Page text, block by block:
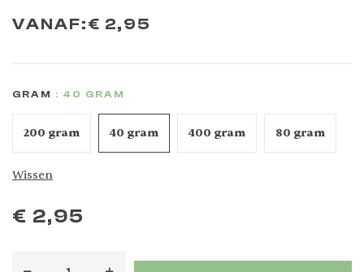
VANAF:€ 2,95
GRAM : 40 GRAM
200 gram 40 gram 400 gram 80 gram
Wissen
€ 2,95